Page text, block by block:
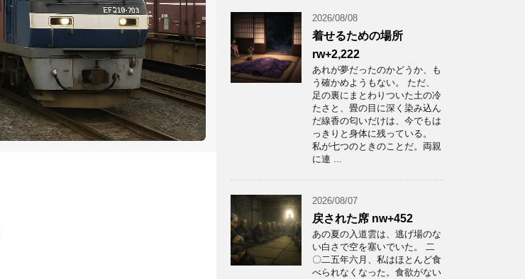
2026/08/08
着せるための場所
rw+2,222
あれが夢だったのかどうか、も
う確かめようもない。 ただ、
足の裏にまとわりついた土の冷
たさと、畳の目に深く染み込ん
だ線香の匂いだけは、今でもは
っきりと身体に残っている。
私が七つのときのことだ。両親
に連 ...
2026/08/07
戻された席 nw+452
あの夏の入道雲は、逃げ場のな
い白さで空を塞いでいた。 二
〇二五年六月、私はほとんど食
べられなくなった。食欲がない